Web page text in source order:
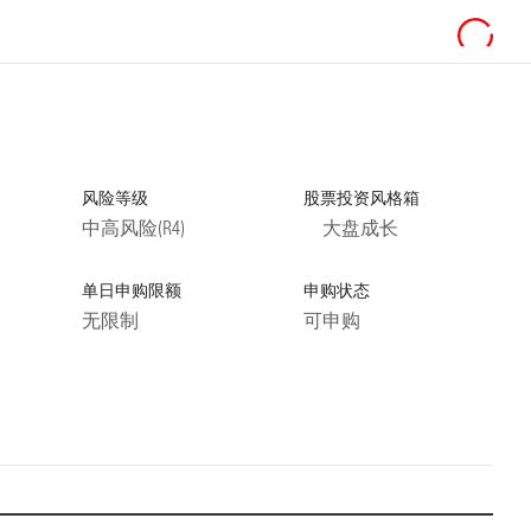
风险等级
中高风险(R4)
股票投资风格箱
大盘成长
单日申购限额
无限制
申购状态
可申购